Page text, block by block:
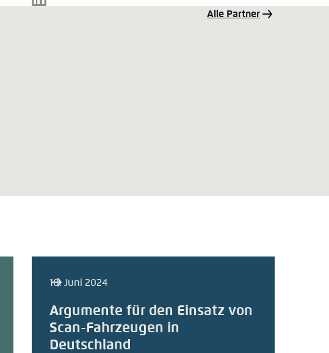
LinkedIn
Alle Partner
10. Juni 2024
Argumente für den Einsatz von
Scan-Fahrzeugen in
Deutschland